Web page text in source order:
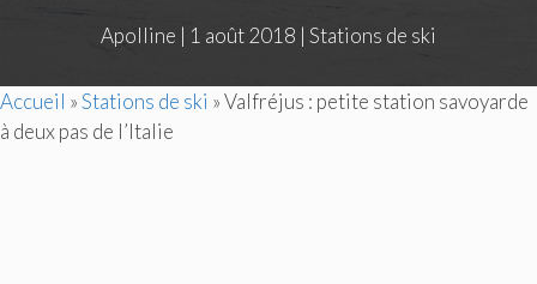
Apolline | 1 août 2018 | Stations de ski
Accueil »Stations de ski »Valfréjus : petite station savoyarde
à deux pas de l’Italie